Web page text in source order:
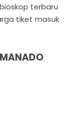
terbaru
tiket masuk